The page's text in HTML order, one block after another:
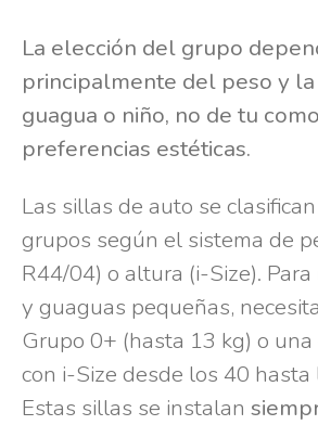
La elección del grupo
principalmente del peso y
guagua o niño, no de tu
preferencias estéticas.
Las sillas de auto se
grupos según el sistema de
R44/04) o altura (i-Size).
y guaguas pequeñas,
Grupo 0+ (hasta 13 kg) o
con i-Size desde los 40
Estas sillas se instalan